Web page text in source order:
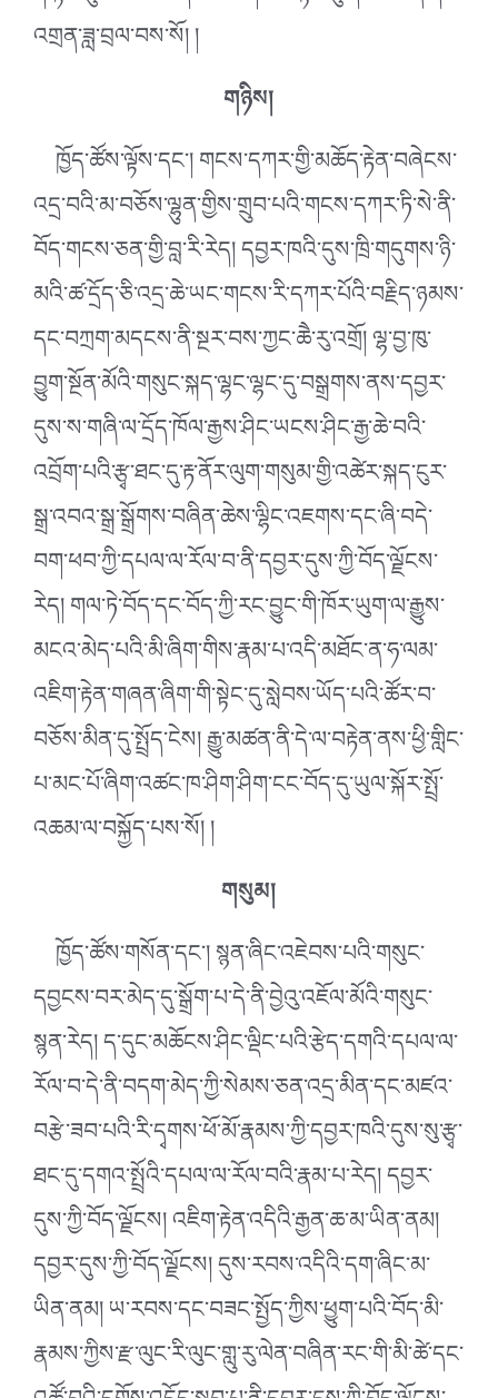
འགྲན་ཟླ་བྲལ་བས་སོ། །
གཉིས།
ཁྱོད་ཚོས་ལྟོས་དང༌། གངས་དཀར་གྱི་མཆོད་རྟེན་བཞེངས་
འདྲ་བའི་མ་བཅོས་ལྷུན་གྱིས་གྲུབ་པའི་གངས་དཀར་ཏི་སེ་ནི་
བོད་གངས་ཅན་གྱི་བླ་རི་རེད། དབྱར་ཁའི་དུས་ཁྲི་གདུགས་ཉི་
མའི་ཚ་དྲོད་ཅི་འདྲ་ཆེ་ཡང་གངས་རི་དཀར་པོའི་བརྗིད་ཉམས་
དང་བཀྲག་མདངས་ནི་སྔར་བས་ཀྱང་ཆཻ་རུ་འགྲོ། ལྷ་བྱ་ཁུ་
བྱུག་སྔོན་མོའི་གསུང་སྐད་ལྷང་ལྷང་དུ་བསྒྲགས་ནས་དབྱར་
དུས་ས་གཞི་ལ་དྲོད་ཁོལ་རྒྱས་ཤིང་ཡངས་ཤིང་རྒྱ་ཆེ་བའི་
འབྲོག་པའི་རྩྭ་ཐང་དུ་རྟ་ནོར་ལུག་གསུམ་གྱི་འཚེར་སྐད་ངུར་
སྒྲ་འབའ་སྒྲ་སྒྲོགས་བཞིན་ཆེས་ལྷིང་འཇགས་དང་ཞི་བདེ་
བག་ཕབ་ཀྱི་དཔལ་ལ་རོལ་བ་ནི་དབྱར་དུས་ཀྱི་བོད་ལྗོངས་
རེད། གལ་ཏེ་བོད་དང་བོད་ཀྱི་རང་བྱུང་གི་ཁོར་ཡུག་ལ་རྒྱུས་
མངའ་མེད་པའི་མི་ཞིག་གིས་རྣམ་པ་འདི་མཐོང་ན་ཧ་ལམ་
འཇིག་རྟེན་གཞན་ཞིག་གི་སྟེང་དུ་སླེབས་ཡོད་པའི་ཚོར་བ་
བཅོས་མིན་དུ་སྤྲོད་ངེས། རྒྱུ་མཚན་ནི་དེ་ལ་བརྟེན་ནས་ཕྱི་གླིང་
པ་མང་པོ་ཞིག་འཚང་ཁ་ཤིག་ཤིག་ངང་བོད་དུ་ཡུལ་སྐོར་སྤྲོ་
འཆམ་ལ་བསྐྱོད་པས་སོ། །
གསུམ།
ཁྱོད་ཚོས་གསོན་དང༌། སྙན་ཞིང་འཇེབས་པའི་གསུང་
དབྱངས་བར་མེད་དུ་སྒྲོག་པ་དེ་ནི་བྱེའུ་འཇོལ་མོའི་གསུང་
སྙན་རེད། ད་དུང་མཆོངས་ཤིང་ལྡིང་པའི་རྩེད་དགའི་དཔལ་ལ་
རོལ་བ་དེ་ནི་བདག་མེད་ཀྱི་སེམས་ཅན་འདྲ་མིན་དང་མཛའ་
བརྩེ་ཟབ་པའི་རི་དྭགས་ཕོ་མོ་རྣམས་ཀྱི་དབྱར་ཁའི་དུས་སུ་རྩྭ་
ཐང་དུ་དགའ་སྤྲོའི་དཔལ་ལ་རོལ་བའི་རྣམ་པ་རེད། དབྱར་
དུས་ཀྱི་བོད་ལྗོངས། འཇིག་རྟེན་འདིའི་རྒྱན་ཆ་མ་ཡིན་ནམ།
དབྱར་དུས་ཀྱི་བོད་ལྗོངས། དུས་རབས་འདིའི་དག་ཞིང་མ་
ཡིན་ནམ། ཡ་རབས་དང་བཟང་སྤྱོད་ཀྱིས་ཕྱུག་པའི་བོད་མི་
རྣམས་ཀྱིས་རྫ་ལུང་རི་ལུང་གླུ་རུ་ལེན་བཞིན་རང་གི་མི་ཚེ་དང་